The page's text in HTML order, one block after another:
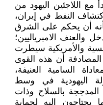
مع اللاجئين اليهود من
عام 1908، تم اكتشاف النفط في إيران،
أن يحكم على الشرق
والعنف الامبرياليين؛
والأمريكية سيطرت
أن هذه القوى
السامية العنيفة،
اليهودية في وسط
المدججة بالسلاح وذات
يحتاجون إليه لحماية